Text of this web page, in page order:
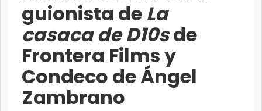
guionista de La
casaca de D10sde
Frontera Films y
Condeco de Ángel
Zambrano